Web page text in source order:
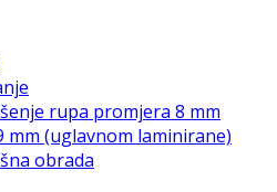
rupa promjera 8 mm
mm (uglavnom laminirane)
obrada